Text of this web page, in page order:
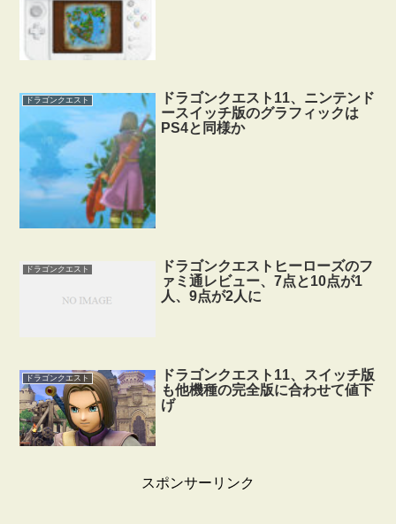
ドラゴンクエスト
ドラゴンクエスト11、ニンテンド
ースイッチ版のグラフィックは
PS4と同様か
ドラゴンクエスト
ドラゴンクエストヒーローズのフ
ァミ通レビュー、7点と10点が1
人、9点が2人に
ドラゴンクエスト
ドラゴンクエスト11、スイッチ版
も他機種の完全版に合わせて値下
げ
スポンサーリンク